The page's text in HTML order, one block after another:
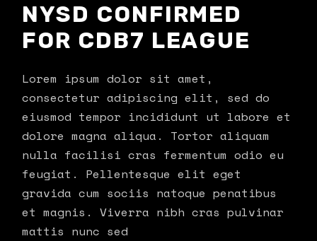
NYSD CONFIRMED
FOR CDB7 LEAGUE
Lorem ipsum dolor sit amet,
consectetur adipiscing elit, sed do
eiusmod tempor incididunt ut labore et
dolore magna aliqua. Tortor aliquam
nulla facilisi cras fermentum odio eu
feugiat. Pellentesque elit eget
gravida cum sociis natoque penatibus
et magnis. Viverra nibh cras pulvinar
mattis nunc sed